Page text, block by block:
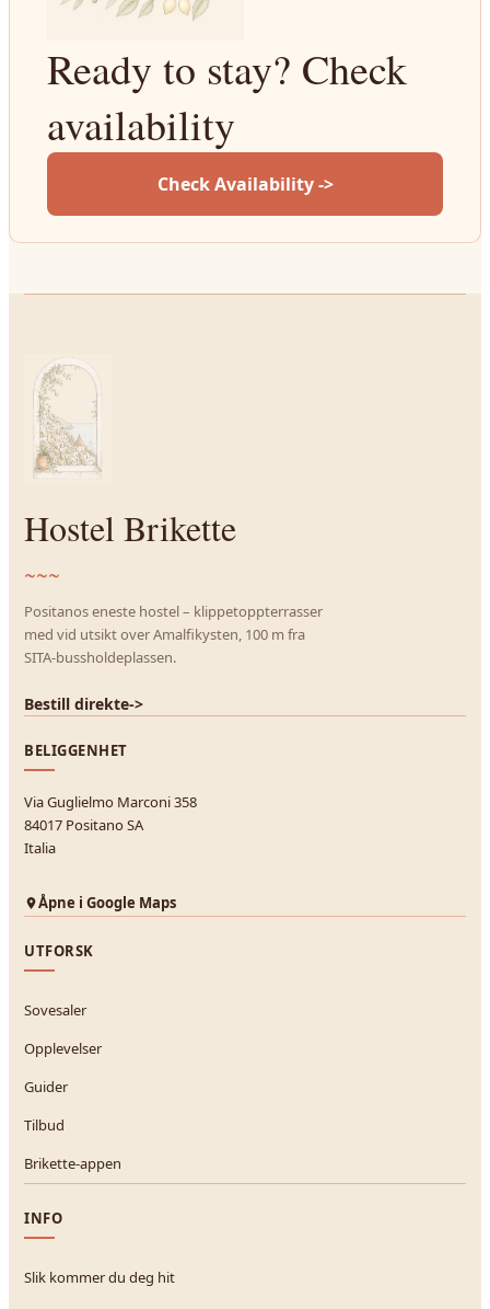
Ready to stay? Check
availability
Check Availability ->
Hostel Brikette
~~~
Positanos eneste hostel – klippetoppterrasser
med vid utsikt over Amalfikysten, 100 m fra
SITA-bussholdeplassen.
Bestill direkte->
BELIGGENHET
Via Guglielmo Marconi 358
84017 Positano SA
Italia
Åpne i Google Maps
UTFORSK
Sovesaler
Opplevelser
Guider
Tilbud
Brikette-appen
INFO
Slik kommer du deg hit